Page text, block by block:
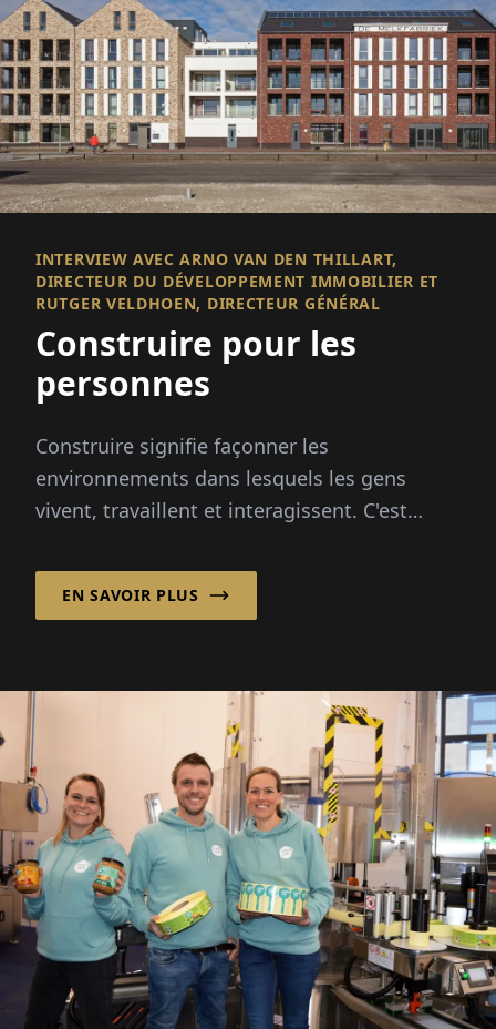
INTERVIEW AVEC ARNO VAN DEN THILLART,
DIRECTEUR DU DÉVELOPPEMENT IMMOBILIER ET
RUTGER VELDHOEN, DIRECTEUR GÉNÉRAL
Construire pour les
personnes
Construire signifie façonner les
environnements dans lesquels les gens
vivent, travaillent et interagissent. C'est
construction réussies concernent plus que...
EN SAVOIR PLUS